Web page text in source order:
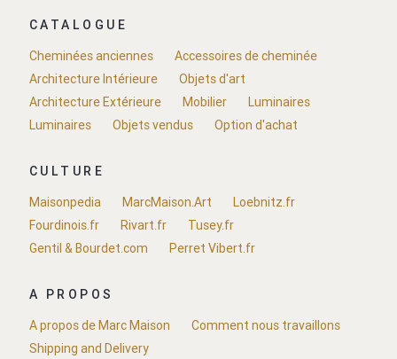
CATALOGUE
Cheminées anciennes
Accessoires de cheminée
Architecture Intérieure
Objets d'art
Architecture Extérieure
Mobilier
Luminaires
Luminaires
Objets vendus Option d'achat
CULTURE
Maisonpedia
MarcMaison.Art
Loebnitz.fr
Fourdinois.fr
Rivart.fr
Tusey.fr
Gentil & Bourdet.com
Perret Vibert.fr
A PROPOS
A propos de Marc Maison
Comment nous travaillons
Shipping and Delivery